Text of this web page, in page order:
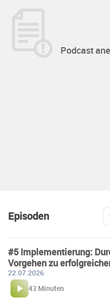
Podcast
Episoden
#5 Implementierung:
Vorgehen zu
22.07.2026
43 Minuten